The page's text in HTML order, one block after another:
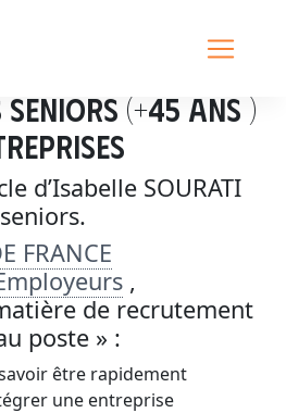
seniors (+45 ans )
d’Isabelle SOURATI
FRANCE
,
de recrutement
poste » :
être rapidement
une entreprise